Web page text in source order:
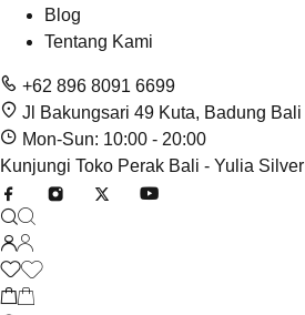
Blog
Tentang Kami
+62 896 8091 6699
Jl Bakungsari 49 Kuta, Badung Bali
Mon-Sun: 10:00 - 20:00
Kunjungi Toko Perak Bali - Yulia Silver